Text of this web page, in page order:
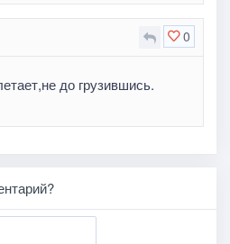
0
до грузившись.